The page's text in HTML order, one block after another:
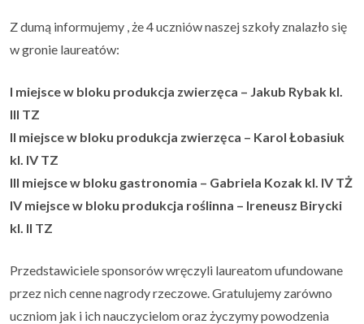
Z dumą informujemy , że 4 uczniów naszej szkoły znalazło się
w gronie laureatów:
I miejsce w bloku produkcja zwierzęca – Jakub Rybak kl.
III TZ
II miejsce w bloku produkcja zwierzęca – Karol Łobasiuk
kl. IV TZ
III miejsce w bloku gastronomia – Gabriela Kozak kl. IV TŻ
IV miejsce w bloku produkcja roślinna – Ireneusz Birycki
kl. II TZ
Przedstawiciele sponsorów wręczyli laureatom ufundowane
przez nich cenne nagrody rzeczowe. Gratulujemy zarówno
uczniom jak i ich nauczycielom oraz życzymy powodzenia